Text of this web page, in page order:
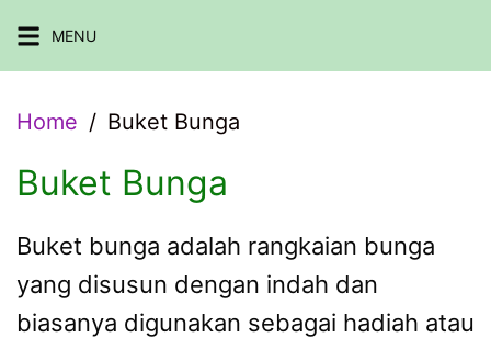
to
MENU
Home Buket Bunga
Buket Bunga
Buket bunga adalah rangkaian bunga
yang disusun dengan indah dan
biasanya digunakan sebagai hadiah atau